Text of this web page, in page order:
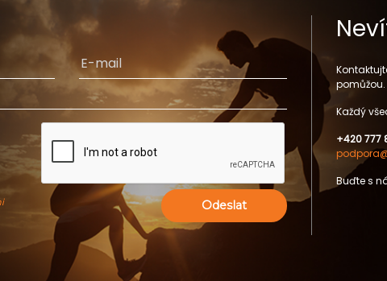
Odeslat
pomůžou.
Každý
+420 777
Buďte s